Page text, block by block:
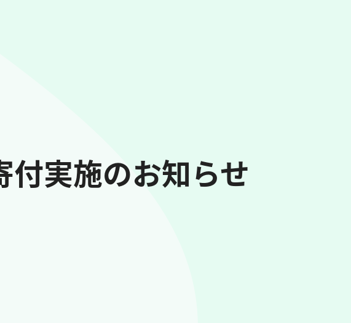
付実施のお知らせ